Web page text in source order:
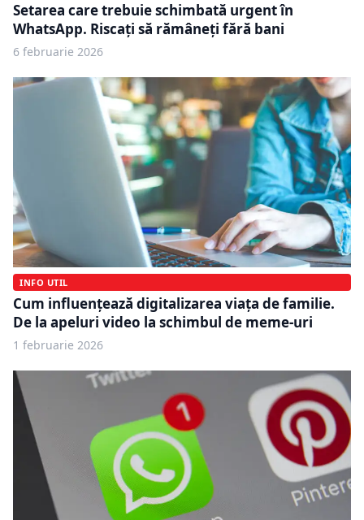
Setarea care trebuie schimbată urgent în
WhatsApp. Riscați să rămâneți fără bani
6 februarie 2026
INFO UTIL
Cum influențează digitalizarea viața de familie.
De la apeluri video la schimbul de meme-uri
1 februarie 2026